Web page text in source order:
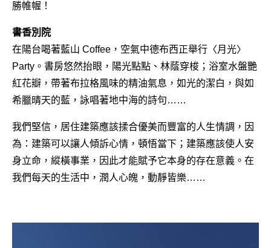
勝帷幄！
書香別院
在陽台喝著藍山 Coffee，空氣中德布西正舉行〈月光〉
Party。書房悠然抬眼，陽光點點、林蔭穿梭；浴室水盤艷
紅花瓣，帶著布拉格風味的精油氣息，如光的潔白，與如
希臘晴天的藍，詠唱著地中海的詩句……
我們堅信，居住建築應該揉合優美而豐富的人生情調，因
為：建築可以讓人傾訴心情，頓悟當下；建築應該使人安
身立命，縱橫事業，因此才能賦予它本身的存在意義。在
我們每天的生活中，潤人心魄，動靜皆樂……